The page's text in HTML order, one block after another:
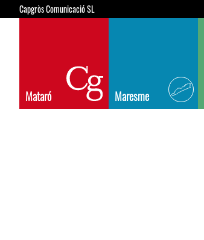
Capgròs Comunicació SL
Mataró Maresme